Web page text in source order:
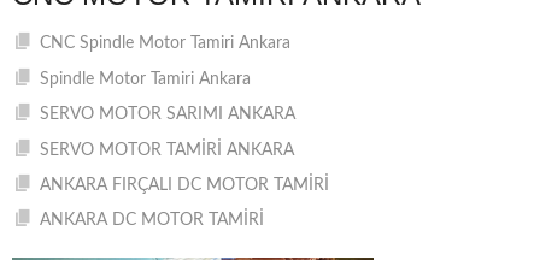
CNC Spindle Motor Tamiri Ankara
Spindle Motor Tamiri Ankara
SERVO MOTOR SARIMI ANKARA
SERVO MOTOR TAMİRİ ANKARA
ANKARA FIRÇALI DC MOTOR TAMİRİ
ANKARA DC MOTOR TAMİRİ